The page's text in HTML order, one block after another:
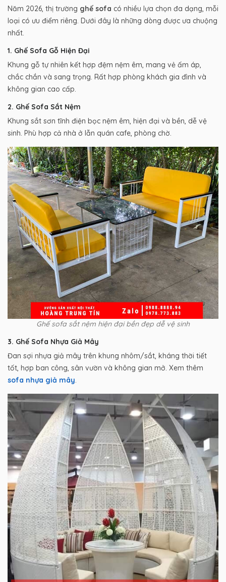
Năm 2026, thị trường ghế sofa có nhiều lựa chọn đa dạng, mỗi
loại có ưu điểm riêng. Dưới đây là những dòng được ưa chuộng
nhất.
1. Ghế Sofa Gỗ Hiện Đại
Khung gỗ tự nhiên kết hợp đệm nệm êm, mang vẻ ấm áp,
chắc chắn và sang trọng. Rất hợp phòng khách gia đình và
không gian cao cấp.
2. Ghế Sofa Sắt Nệm
Khung sắt sơn tĩnh điện bọc nệm êm, hiện đại và bền, dễ vệ
sinh. Phù hợp cả nhà ở lẫn quán cafe, phòng chờ.
Ghế sofa sắt nệm hiện đại bền đẹp dễ vệ sinh
3. Ghế Sofa Nhựa Giả Mây
Đan sợi nhựa giả mây trên khung nhôm/sắt, kháng thời tiết
tốt, hợp ban công, sân vườn và không gian mở. Xem thêm
sofa nhựa giả mây.